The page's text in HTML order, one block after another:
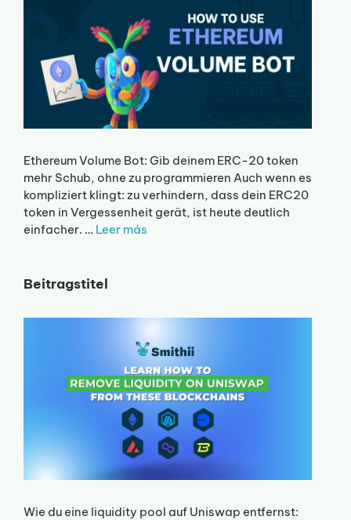
Ethereum Volume Bot: Gib deinem ERC-20 token
mehr Schub, ohne zu programmieren Auch wenn es
kompliziert klingt: zu verhindern, dass dein ERC20
token in Vergessenheit gerät, ist heute deutlich
einfacher. … Leer más
Beitragstitel
Wie du eine liquidity pool auf Uniswap entfernst: